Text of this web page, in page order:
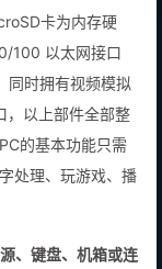
卡为内存硬
100 以太网接口
同时拥有视频模拟
，以上部件全部整
的基本功能只需
处理、玩游戏、播
、键盘、机箱或连